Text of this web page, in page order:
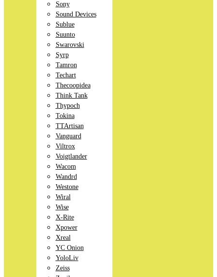
Sony
Sound Devices
Sublue
Suunto
Swarovski
Syrp
Tamron
Techart
Thecoopidea
Think Tank
Thypoch
Tokina
TTArtisan
Vanguard
Viltrox
Voigtlander
Wacom
Wandrd
Westone
Wiral
Wise
X-Rite
Xpower
Xreal
YC Onion
YoloLiv
Zeiss